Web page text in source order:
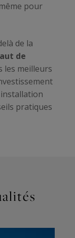
pour
de la
de
les meilleurs
pratiques